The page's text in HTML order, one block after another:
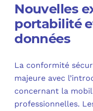
Nouvelles
portabilité
données
La conformité
majeure avec
concernant la
professionnelles.